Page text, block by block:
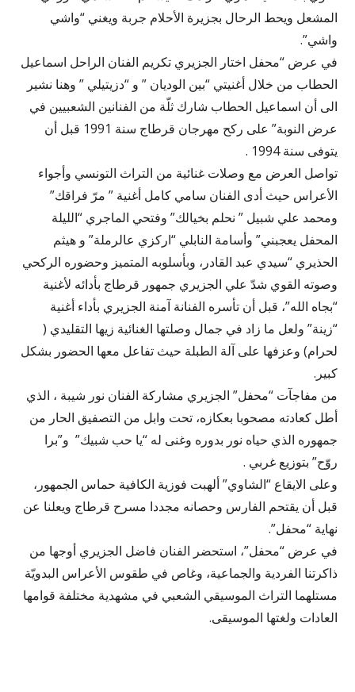
المشعل ويحط الرحال بجزيرة الأحلام جربة ويغني “واشي
واشي”.
في عرض “محفل اختار الجزيري تكريم الفنان الراحل اسماعيل
الحطاب من خلال أغنيتي “بين الوديان ” و “دزيتيلي ” وهنا نشير
الى أن اسماعيل الحطاب شارك ثلّة من الفنانين الشعبيين في
عرض النوبة” على ركح مهرجان قرطاج سنة 1991 قبل أن
يتوفى سنة 1994 .
تواصل العرض مع وصلات غنائية من التراث التونسي وأجواء
الأعراس حيث أدى الفنان سامي كامل أغنية ” مرّ فراقك”
ومحمد علي شبيل ” نحلم بخيالك” وفتحي الماجري “الليلة
المحفل يعجبني” وأسامة النابلي “اركزي عالرملة” و هيثم
الحذيري “سيدي عبد القادر، وبأسلوبه المتميز وحضوره الركحي
وصوته القوي شدّ علي الجزيري جمهور قرطاج بأدائه لأغنية
“بجاه الله”، قبل أن تأسره الفنانة آمنة الجزيري بأداء أغنية
“زينة” ولعل ما زاد في جمال وصلتها الغنائية زيها التقليدي (
لحرام) وعزفها على آلة الطبلة حيث تفاعل معها الحضور بشكل
كبير.
من مفاجآت “محفل” الجزيري مشاركة الفنان نور شيبة ، الذي
أطل كعادته مصحوبا بعكازه، تحت وابل من التصفيق الحار من
جمهوره الذي حياه نور بدوره وغنى له “يا حب شبيك” و”برا
روّح” بتوزيع غربي .
وعلى الايقاع “الشاوي” ألهبت فوزية الكافية حماس الجمهور،
قبل أن يقتحم الفارس وحصانه مجددا مسرح قرطاج ويعلنا عن
نهاية “محفل”.
في عرض “محفل”، استحضر الفنان فاضل الجزيري أوجها من
ذاكرتنا الفردية والجماعية، وغاص في طقوس الأعراس البدويّة
مستلهما التراث الموسيقي الشعبي في مشهدية مختلفة قوامها
العادات ولغتها الموسيقى.